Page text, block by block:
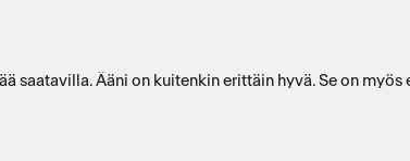
saatavilla. Ääni on kuitenkin erittäin hyvä. Se on myös